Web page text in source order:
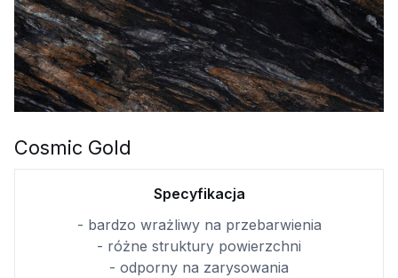
Cosmic Gold
Specyfikacja
- bardzo wrażliwy na przebarwienia
- różne struktury powierzchni
- odporny na zarysowania